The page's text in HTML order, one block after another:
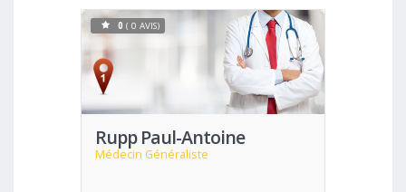
Rupp Paul-Antoine
Médecin Généraliste
Voir
0 ( 0 AVIS)